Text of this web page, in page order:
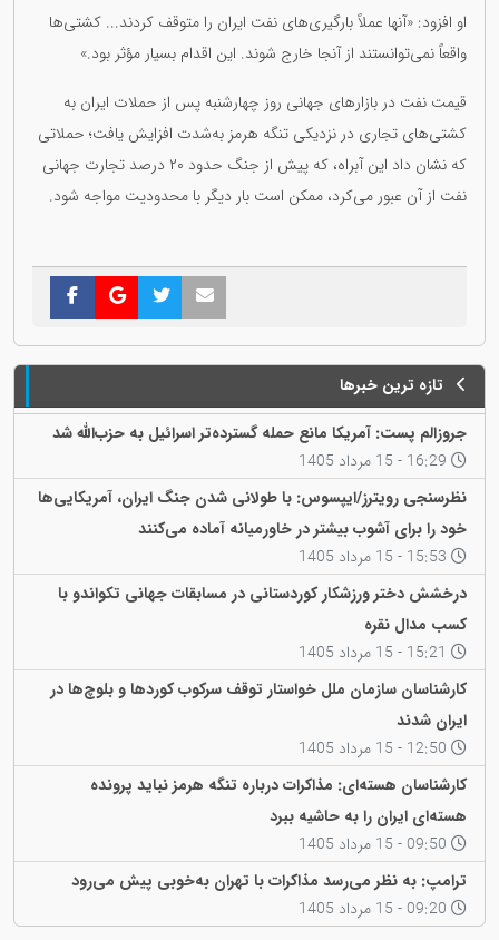
او افزود: «آنها عملاً بارگیری‌های نفت ایران را متوقف کردند... کشتی‌ها
واقعاً نمی‌توانستند از آنجا خارج شوند. این اقدام بسیار مؤثر بود.»
قیمت نفت در بازارهای جهانی روز چهارشنبه پس از حملات ایران به
کشتی‌های تجاری در نزدیکی تنگه هرمز به‌شدت افزایش یافت؛ حملاتی
که نشان داد این آبراه، که پیش از جنگ حدود ۲۰ درصد تجارت جهانی
نفت از آن عبور می‌کرد، ممکن است بار دیگر با محدودیت مواجه شود.
تازه ترین خبرها
جروزالم پست: آمریکا مانع حمله گسترده‌تر اسرائیل به حزب‌الله شد
نظرسنجی رویترز/ایپسوس: با طولانی شدن جنگ ایران، آمریکایی‌ها
خود را برای آشوب بیشتر در خاورمیانه آماده می‌کنند
درخشش دختر ورزشکار کوردستانی در مسابقات جهانی تکواندو با
کسب مدال نقره
کارشناسان سازمان ملل خواستار توقف سرکوب کوردها و بلوچ‌ها در
ایران شدند
کارشناسان هسته‌ای: مذاکرات درباره تنگه هرمز نباید پرونده
هسته‌ای ایران را به حاشیه ببرد
ترامپ: به نظر می‌رسد مذاکرات با تهران به‌خوبی پیش می‌رود